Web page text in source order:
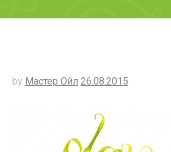
by Мастер Ойл 26.08.2015